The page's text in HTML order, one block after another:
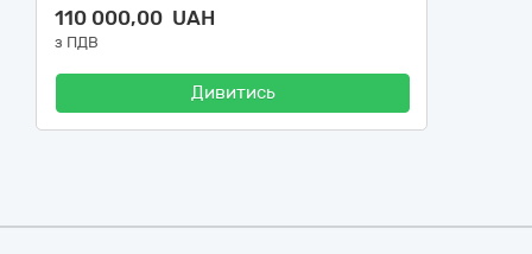
110 000,00 UAH
з ПДВ
Дивитись